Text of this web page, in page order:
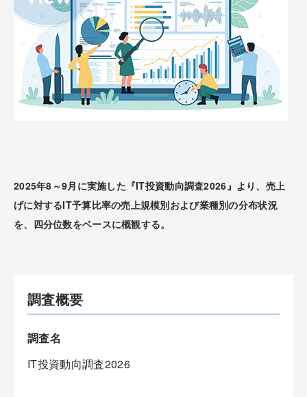
2025年8～9月に実施した『IT投資動向調査2026』より、売上
げに対するIT予算比率の売上規模別および業種別の分布状況
を、四分位数をベースに概観する。
調査概要
調査名
IT投資動向調査2026